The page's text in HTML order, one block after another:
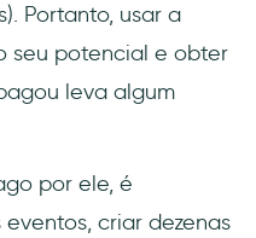
Portanto, usar a
seu potencial e obter
leva algum
por ele, é
criar dezenas